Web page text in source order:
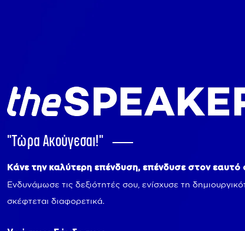
"Tώρα Ακούγεσαι!"
Κάνε την καλύτερη επένδυση, επένδυσε στον εαυτό
Ενδυνάμωσε τις δεξιότητές σου, ενίσχυσε τη
σκέφτεται διαφορετικά.